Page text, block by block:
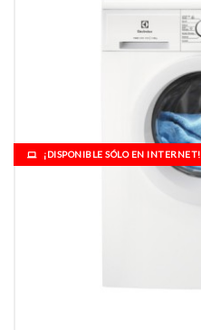
¡DISPONIBLE SÓLO EN INTERNET!